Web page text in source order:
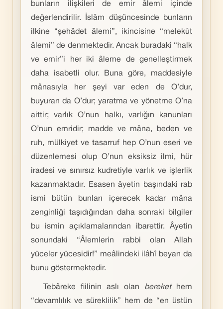
bunların ilişkileri de emir âlemi içinde
değerlendirilir. İslâm düşüncesinde bunların
ilkine “şehâdet âlemi”, ikincisine “melekût
âlemi” de denmektedir. Ancak buradaki “halk
ve emir”i her iki âleme de genelleştirmek
daha isabetli olur. Buna göre, maddesiyle
mânasıyla her şeyi var eden de O’dur,
buyuran da O’dur; yaratma ve yönetme O’na
aittir; varlık O’nun halkı, varlığın kanunları
O’nun emridir; madde ve mâna, beden ve
ruh, mülkiyet ve tasarruf hep O’nun eseri ve
düzenlemesi olup O’nun eksiksiz ilmi, hür
iradesi ve sınırsız kudretiyle varlık ve işlerlik
kazanmaktadır. Esasen âyetin başındaki rab
ismi bütün bunları içerecek kadar mâna
zenginliği taşıdığından daha sonraki bilgiler
bu ismin açıklamalarından ibarettir. Âyetin
sonundaki “Âlemlerin rabbi olan Allah
yüceler yücesidir!” meâlindeki ilâhî beyan da
bunu göstermektedir.
Tebâreke fiilinin aslı olan bereket
hem
“devamlılık ve süreklilik” hem de “en üstün